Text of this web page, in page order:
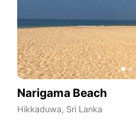
Narigama Beach
Hikkaduwa, Sri Lanka